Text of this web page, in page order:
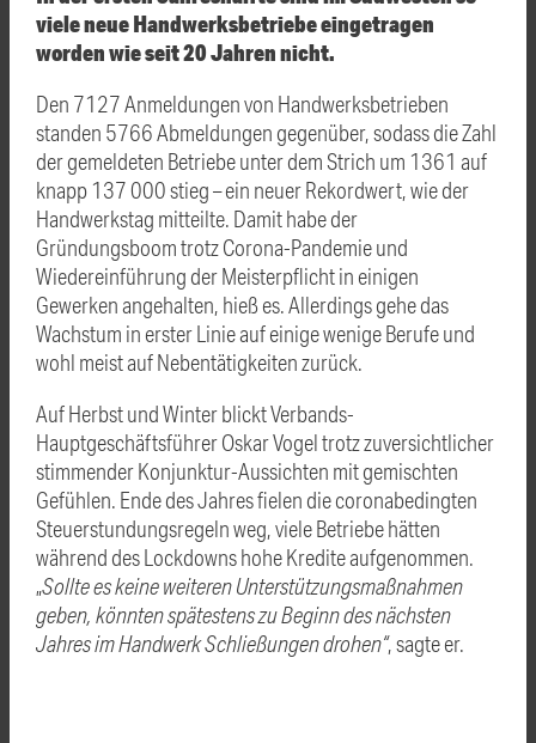
viele neue Handwerksbetriebe eingetragen
worden wie seit 20 Jahren nicht.
Den 7127 Anmeldungen von Handwerksbetrieben
standen 5766 Abmeldungen gegenüber, sodass die Zahl
der gemeldeten Betriebe unter dem Strich um 1361 auf
knapp 137 000 stieg – ein neuer Rekordwert, wie der
Handwerkstag mitteilte. Damit habe der
Gründungsboom trotz Corona-Pandemie und
Wiedereinführung der Meisterpflicht in einigen
Gewerken angehalten, hieß es. Allerdings gehe das
Wachstum in erster Linie auf einige wenige Berufe und
wohl meist auf Nebentätigkeiten zurück.
Auf Herbst und Winter blickt Verbands-
Hauptgeschäftsführer Oskar Vogel trotz zuversichtlicher
stimmender Konjunktur-Aussichten mit gemischten
Gefühlen. Ende des Jahres fielen die coronabedingten
Steuerstundungsregeln weg, viele Betriebe hätten
während des Lockdowns hohe Kredite aufgenommen.
„Sollte es keine weiteren Unterstützungsmaßnahmen
geben, könnten spätestens zu Beginn des nächsten
Jahres im Handwerk Schließungen drohen“, sagte er.